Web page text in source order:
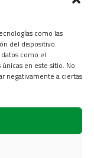
como las
del dispositivo.
como el
en este sitio. No
negativamente a ciertas